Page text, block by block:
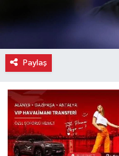
Paylaş